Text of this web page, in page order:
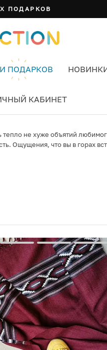
ПОДАРКОВ
ПОДАРКОВ
КАБИНЕТ
не хуже объятий
Ощущения, что вы в горах